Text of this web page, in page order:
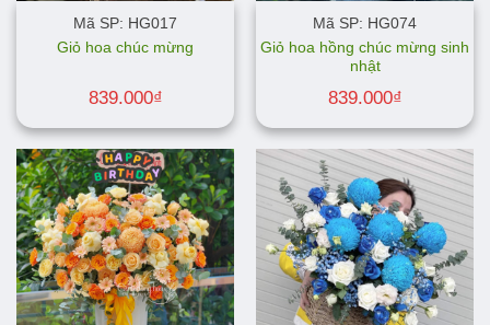
Mã SP: HG017
Giỏ hoa chúc mừng
839.000₫
Mã SP: HG074
Giỏ hoa hồng chúc mừng sinh
nhật
839.000₫